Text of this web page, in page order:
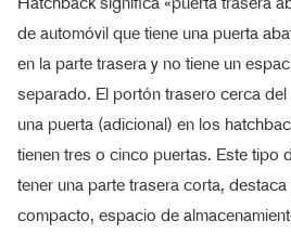
de automóvil que tiene una puerta
en la parte trasera y no tiene un
separado. El portón trasero cerca
una puerta (adicional) en los
tienen tres o cinco puertas. Este tipo
tener una parte trasera corta,
compacto, espacio de